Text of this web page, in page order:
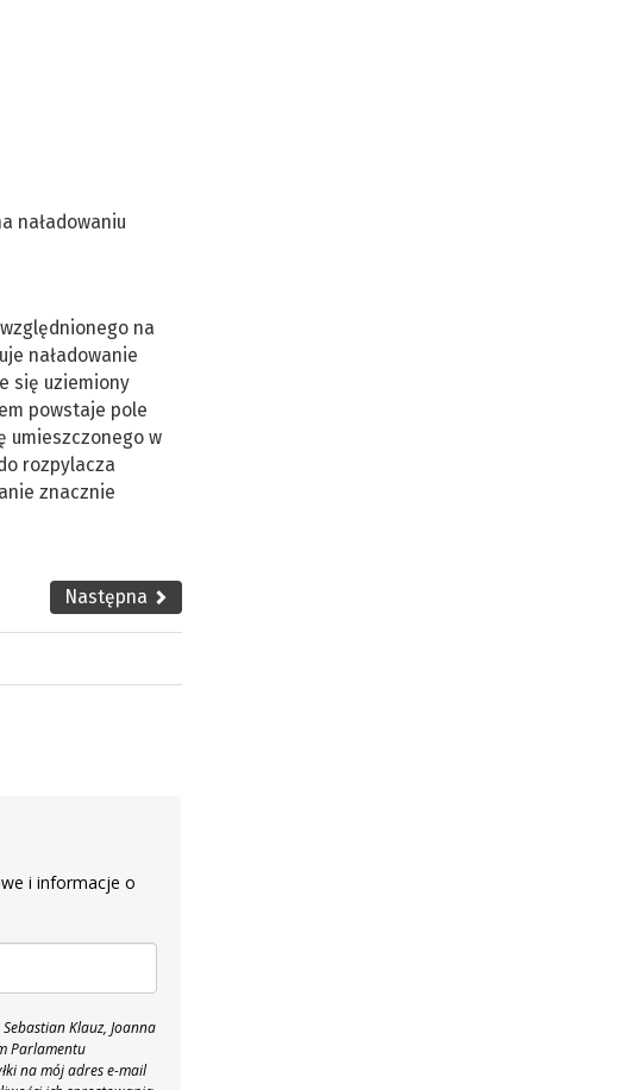
naładowaniu
na
naładowanie
się uziemiony
powstaje pole
umieszczonego w
rozpylacza
znacznie
Następna
i informacje o
Klauz, Joanna
Parlamentu
na mój adres e-mail